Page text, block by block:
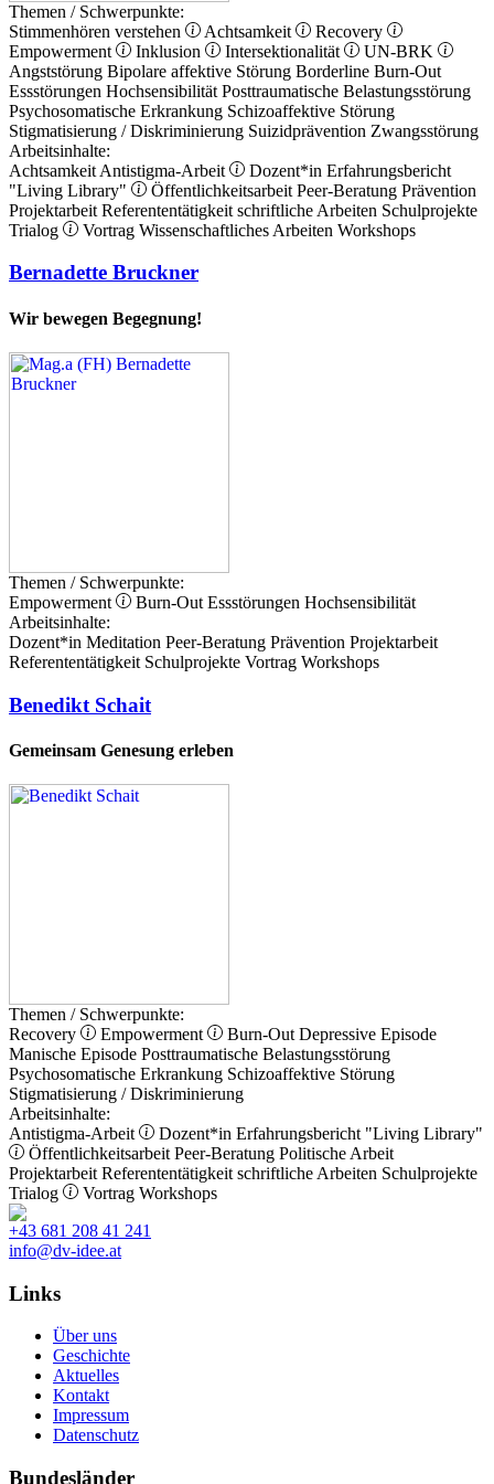
Themen / Schwerpunkte:
Stimmenhören verstehen
Achtsamkeit
Recovery
Empowerment
Inklusion Intersektionalität
UN-BRK
Angststörung Bipolare affektive Störung Borderline Burn-Out
Essstörungen Hochsensibilität Posttraumatische Belastungsstörung
Psychosomatische Erkrankung Schizoaffektive Störung
Stigmatisierung / Diskriminierung Suizidprävention Zwangsstörung
Arbeitsinhalte:
Achtsamkeit Antistigma-Arbeit Dozent*in Erfahrungsbericht
"Living Library"
Öffentlichkeitsarbeit Peer-Beratung Prävention
Projektarbeit Referententätigkeit schriftliche Arbeiten Schulprojekte
Trialog
Vortrag Wissenschaftliches Arbeiten Workshops
Bernadette Bruckner
Wir bewegen Begegnung!
Themen / Schwerpunkte:
Empowerment
Burn-Out Essstörungen Hochsensibilität
Arbeitsinhalte:
Dozent*in Meditation Peer-Beratung Prävention Projektarbeit
Referententätigkeit Schulprojekte Vortrag Workshops
Benedikt Schait
Gemeinsam Genesung erleben
Themen / Schwerpunkte:
Recovery
Empowerment Burn-Out Depressive Episode
Manische Episode Posttraumatische Belastungsstörung
Psychosomatische Erkrankung Schizoaffektive Störung
Stigmatisierung / Diskriminierung
Arbeitsinhalte:
Antistigma-Arbeit
Dozent*in Erfahrungsbericht "Living Library"
Öffentlichkeitsarbeit Peer-Beratung Politische Arbeit
Projektarbeit Referententätigkeit schriftliche Arbeiten Schulprojekte
Trialog
Vortrag Workshops
+43 681 208 41 241
info@dv-idee.at
Links
Über uns
Geschichte
Aktuelles
Kontakt
Impressum
Datenschutz
Bundesländer